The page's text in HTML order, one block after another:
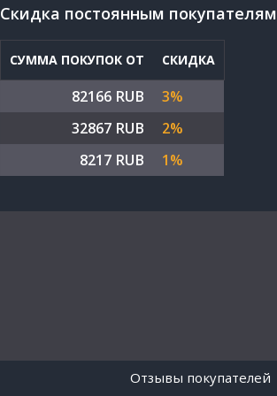
Cкидка постоянным покупателям
СУММА ПОКУПОК ОТ СКИДКА
82166 RUB
3%
32867 RUB
2%
8217 RUB
1%
Отзывы покупателей